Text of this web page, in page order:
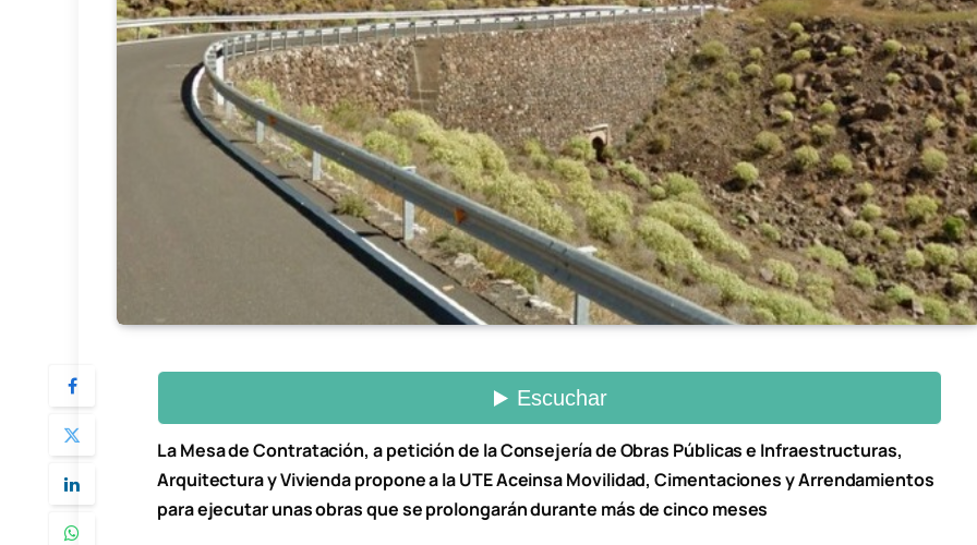
La Mesa de Contratación, a petición de la Consejería de Obras Públicas e Infraestructuras,
Arquitectura y Vivienda propone a la UTE Aceinsa Movilidad, Cimentaciones y Arrendamientos
para ejecutar unas obras que se prolongarán durante más de cinco meses